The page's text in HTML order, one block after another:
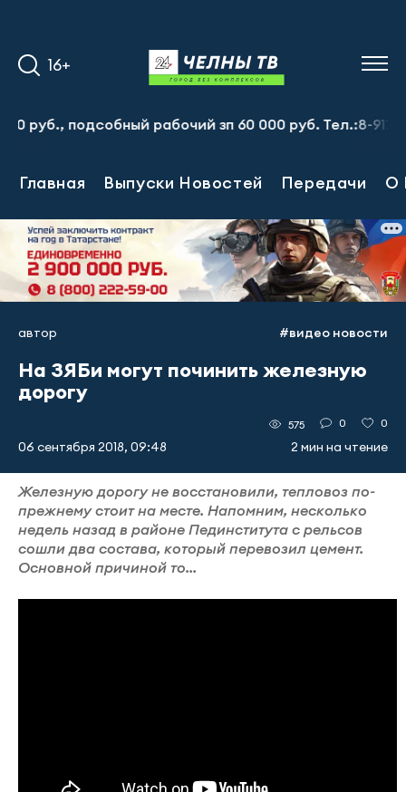
16+
подсобный рабочий зп 60 000 руб. Тел.:8-917-913-
Главная Выпуски Новостей Передачи О
автор #видео новости
На ЗЯБи могут починить железную
дорогу
06 сентября 2018, 09:48
575 0 0
2 мин на чтение
Железную дорогу не восстановили, тепловоз по-
прежнему стоит на месте. Напомним, несколько
недель назад в районе Пединститута с рельсов
сошли два состава, который перевозил цемент.
Основной причиной то...